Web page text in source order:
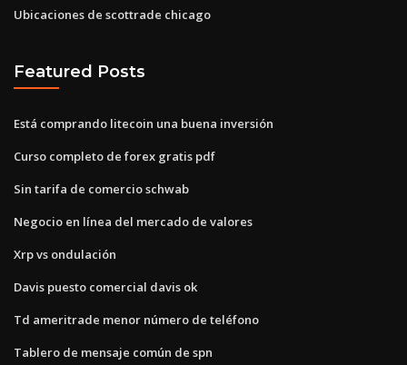
Ubicaciones de scottrade chicago
Featured Posts
Está comprando litecoin una buena inversión
Curso completo de forex gratis pdf
Sin tarifa de comercio schwab
Negocio en línea del mercado de valores
Xrp vs ondulación
Davis puesto comercial davis ok
Td ameritrade menor número de teléfono
Tablero de mensaje común de spn